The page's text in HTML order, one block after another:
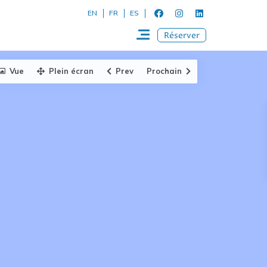
EN FR ES
Réserver
Vue Plein écran Prev Prochain